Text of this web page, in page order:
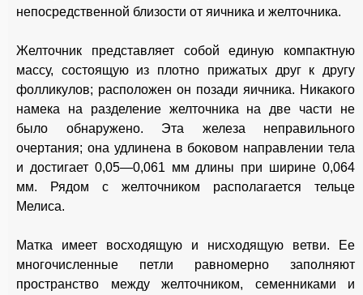
непосредственной близости от яичника и желточника.
Желточник представляет собой единую компактную
массу, состоящую из плотно прижатых друг к другу
фолликулов; расположен он позади яичника. Никакого
намека на разделение желточника на две части не
было обнаружено. Эта железа неправильного
очертания; она удлинена в боковом направлении тела
и достигает 0,05—0,061 мм длины при ширине 0,064
мм. Рядом с желточником располагается тельце
Мелиса.
Матка имеет восходящую и нисходящую ветви. Ее
многочисленные петли равномерно заполняют
пространство между желточником, семенниками и